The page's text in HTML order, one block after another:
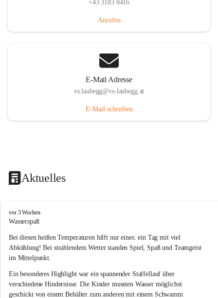
+43 3183 8416
Anrufen
E-Mail Adresse
vs.laubegg@vs-laubegg.at
E-Mail schreiben
Aktuelles
V
o
k
s
s
h
u
l
vor 3 Wochen
Wasserspaß
Bei diesen heißen Temperaturen hilft nur eines: ein Tag mit viel
Abkühlung! Bei strahlendem Wetter standen Spiel, Spaß und Teamgeist
im Mittelpunkt.
Ein besonderes Highlight war ein spannender Staffellauf über
verschiedene Hindernisse. Die Kinder mussten Wasser möglichst
geschickt von einem Behälter zum anderen mit einem Schwamm